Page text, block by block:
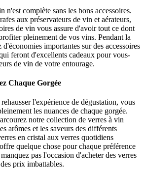
n'est complète sans les bons accessoires.
aux préservateurs de vin et aérateurs,
de vin vous assure d'avoir tout ce dont
pleinement de vos vins. Pendant la
importantes sur des accessoires
feront d'excellents cadeaux pour vous-
de vin de votre entourage.
Chaque Gorgée
l'expérience de dégustation, vous
les nuances de chaque gorgée.
notre collection de verres à vin
arômes et les saveurs des différents
en cristal aux verres quotidiens
quelque chose pour chaque préférence
pas l'occasion d'acheter des verres
prix imbattables.